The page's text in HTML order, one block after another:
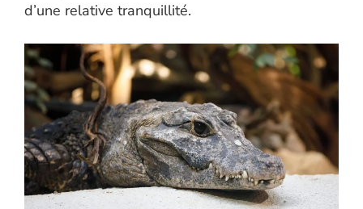
d’une relative tranquillité.